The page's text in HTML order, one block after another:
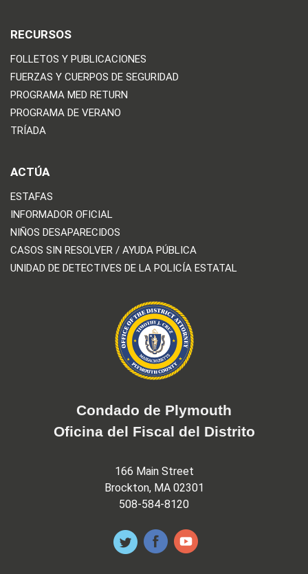
RECURSOS
FOLLETOS Y PUBLICACIONES
FUERZAS Y CUERPOS DE SEGURIDAD
PROGRAMA MED RETURN
PROGRAMA DE VERANO
TRÍADA
ACTÚA
ESTAFAS
INFORMADOR OFICIAL
NIÑOS DESAPARECIDOS
CASOS SIN RESOLVER / AYUDA PÚBLICA
UNIDAD DE DETECTIVES DE LA POLICÍA ESTATAL
Condado de Plymouth
Oficina del Fiscal del Distrito
166 Main Street
Brockton, MA 02301
508-584-8120